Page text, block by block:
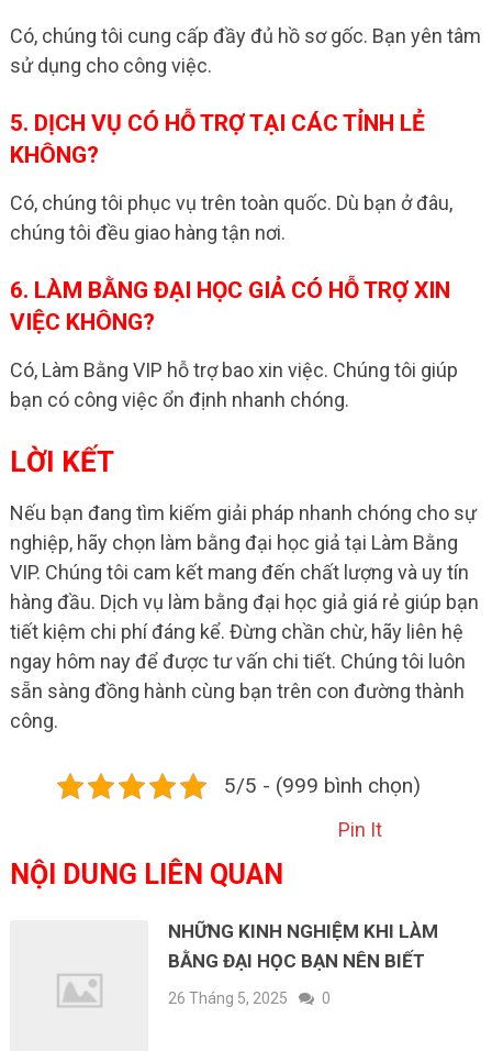
Có, chúng tôi cung cấp đầy đủ hồ sơ gốc. Bạn yên tâm
sử dụng cho công việc.
5. DỊCH VỤ CÓ HỖ TRỢ TẠI CÁC TỈNH LẺ
KHÔNG?
Có, chúng tôi phục vụ trên toàn quốc. Dù bạn ở đâu,
chúng tôi đều giao hàng tận nơi.
6. LÀM BẰNG ĐẠI HỌC GIẢ CÓ HỖ TRỢ XIN
VIỆC KHÔNG?
Có, Làm Bằng VIP hỗ trợ bao xin việc. Chúng tôi giúp
bạn có công việc ổn định nhanh chóng.
LỜI KẾT
Nếu bạn đang tìm kiếm giải pháp nhanh chóng cho sự
nghiệp, hãy chọn làm bằng đại học giả tại Làm Bằng
VIP. Chúng tôi cam kết mang đến chất lượng và uy tín
hàng đầu. Dịch vụ làm bằng đại học giả giá rẻ giúp bạn
tiết kiệm chi phí đáng kể. Đừng chần chừ, hãy liên hệ
ngay hôm nay để được tư vấn chi tiết. Chúng tôi luôn
sẵn sàng đồng hành cùng bạn trên con đường thành
công.
5/5 - (999 bình chọn)
Pin It
NỘI DUNG LIÊN QUAN
NHỮNG KINH NGHIỆM KHI LÀM
BẰNG ĐẠI HỌC BẠN NÊN BIẾT
26 Tháng 5, 2025 0